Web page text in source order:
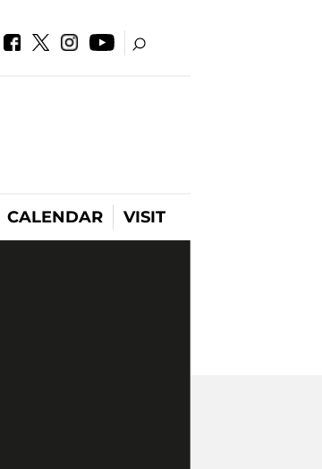
CALENDAR VISIT